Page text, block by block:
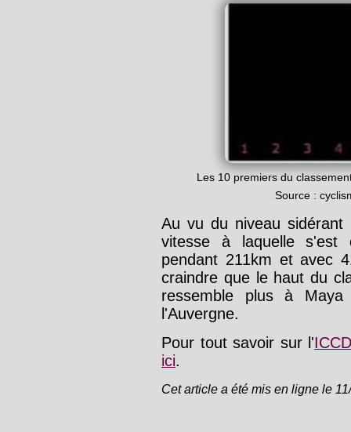
Les 10 premiers du
Source :
Au vu du niveau sidérant
vitesse à laquelle s'est
pendant 211km et avec
craindre que le haut du
ressemble plus à
l'Auvergne.
Pour tout savoir sur l'
ici.
Cet article a été mis en ligne le